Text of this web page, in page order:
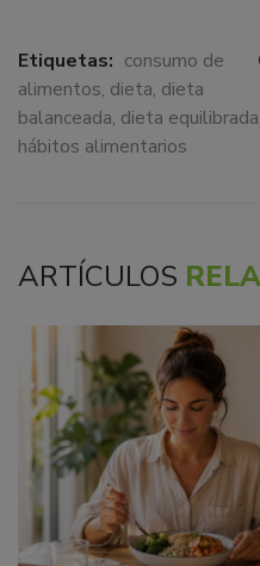
Etiquetas: consumo de
alimentos, dieta, dieta
balanceada, dieta equilibrada
hábitos alimentarios
ARTÍCULOS